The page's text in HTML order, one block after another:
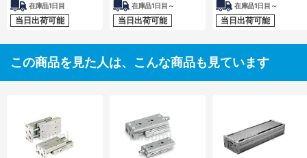
在庫品1日目
当日出荷可能
在庫品1日目～
当日出荷可能
在庫品1日目～
当日出荷可能
この商品を見た人は、こんな商品も見ています